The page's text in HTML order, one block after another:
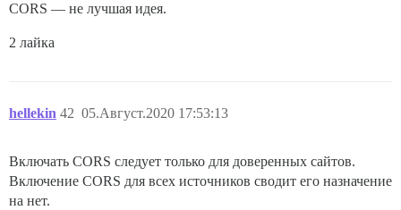
CORS — не лучшая идея.
2 лайка
hellekin 05.Август.2020 17:53:13
42
Включать CORS следует только для доверенных сайтов.
Включение CORS для всех источников сводит его назначение
на нет.